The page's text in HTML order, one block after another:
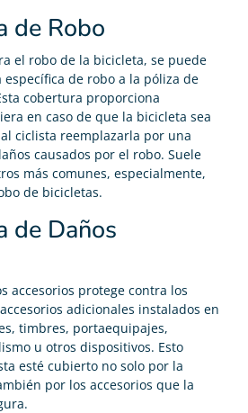
de Robo
el robo de la bicicleta, se puede
de robo a la póliza de
cobertura proporciona
en caso de que la bicicleta sea
ciclista reemplazarla por una
causados por el robo. Suele
más comunes, especialmente,
de bicicletas.
de Daños
accesorios protege contra los
adicionales instalados en
timbres, portaequipajes,
u otros dispositivos. Esto
esté cubierto no solo por la
por los accesorios que la